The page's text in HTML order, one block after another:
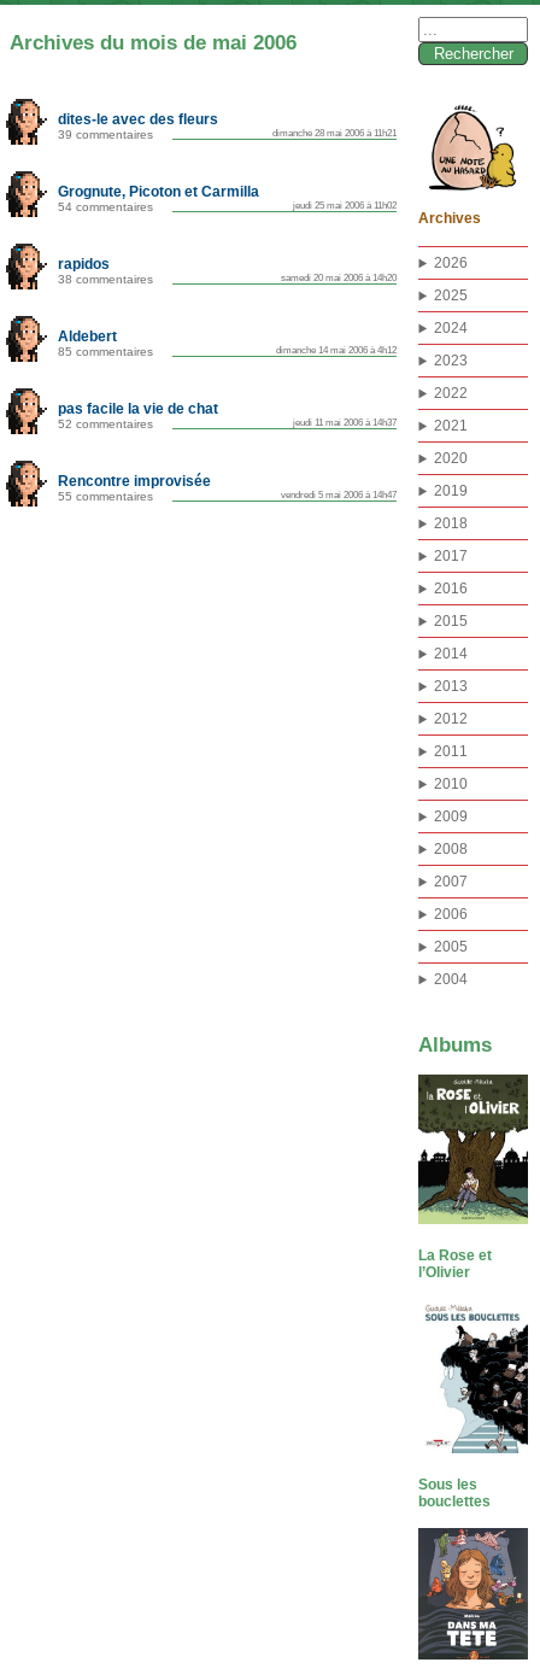
Archives du mois de mai 2006
dites-le avec des fleurs
39 commentaires dimanche 28 mai 2006 à 11h21
Grognute, Picoton et Carmilla
54 commentaires jeudi 25 mai 2006 à 11h02
rapidos
38 commentaires samedi 20 mai 2006 à 14h20
Aldebert
85 commentaires dimanche 14 mai 2006 à 4h12
pas facile la vie de chat
52 commentaires jeudi 11 mai 2006 à 14h37
Rencontre improvisée
55 commentaires vendredi 5 mai 2006 à 14h47
Archives
2026
2025
2024
2023
2022
2021
2020
2019
2018
2017
2016
2015
2014
2013
2012
2011
2010
2009
2008
2007
2006
2005
2004
Albums
La Rose et
l’Olivier
Sous les
bouclettes